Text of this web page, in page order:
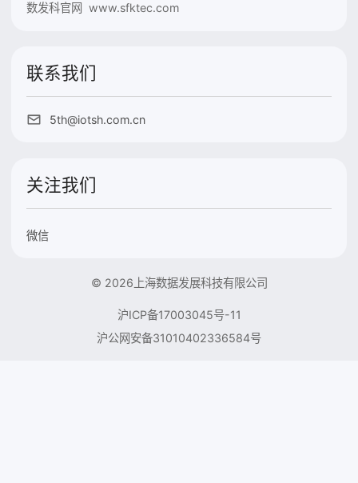
数发科官网 www.sfktec.com
联系我们
5th@iotsh.com.cn
关注我们
微信
© 2026上海数据发展科技有限公司
沪ICP备17003045号-11
沪公网安备31010402336584号